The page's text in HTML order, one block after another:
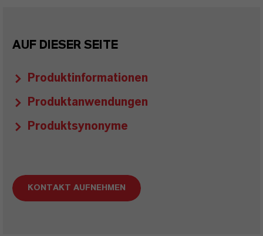
AUF DIESER SEITE
Produktinformationen
Produktanwendungen
Produktsynonyme
KONTAKT AUFNEHMEN